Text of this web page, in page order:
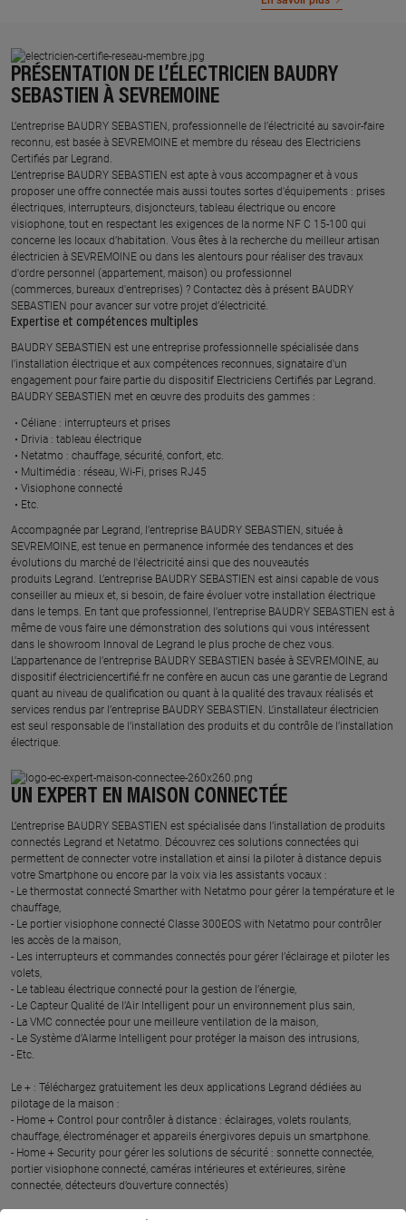
PRÉSENTATION DE L’ÉLECTRICIEN BAUDRY
SEBASTIEN À SEVREMOINE
L’entreprise BAUDRY SEBASTIEN, professionnelle de l’électricité au savoir-faire
reconnu, est basée à SEVREMOINE et membre du réseau des Electriciens
Certifiés par Legrand.​
L’entreprise BAUDRY SEBASTIEN est apte à vous accompagner et à vous
proposer une offre connectée mais aussi toutes sortes d'équipements : prises
électriques, interrupteurs, disjoncteurs, tableau électrique ou encore
visiophone, tout en respectant les exigences de la norme NF C 15-100 qui
concerne les locaux d’habitation. Vous êtes à la recherche du meilleur artisan
électricien à SEVREMOINE ou dans les alentours pour réaliser des travaux
d'ordre personnel (appartement, maison) ou professionnel
(commerces, bureaux d'entreprises) ? Contactez dès à présent BAUDRY
SEBASTIEN pour avancer sur votre projet d’électricité.
Expertise et compétences multiples​
​BAUDRY SEBASTIEN est une entreprise professionnelle spécialisée dans
l’installation électrique et aux compétences reconnues, ​signataire d'un
engagement pour faire partie du dispositif Electriciens Certifiés par Legrand​.
BAUDRY SEBASTIEN met en œuvre des produits des gammes : ​
Céliane : interrupteurs et prises ​
Drivia : tableau électrique ​
Netatmo : chauffage, sécurité, confort, etc.​
Multimédia : réseau, Wi-Fi, prises RJ45​
Visiophone connecté​
Etc.​
​Accompagnée par Legrand, l’entreprise BAUDRY SEBASTIEN, située à
SEVREMOINE, est tenue en permanence informée des tendances et des
évolutions du marché de l'électricité ainsi que des nouveautés
produits Legrand. L’entreprise BAUDRY SEBASTIEN est ainsi capable de vous
conseiller au mieux et, si besoin, de faire évoluer votre installation électrique
dans le temps. En tant que professionnel, l’entreprise BAUDRY SEBASTIEN est à
même de vous faire une démonstration des solutions qui vous intéressent
dans le showroom Innoval de Legrand le plus proche de chez vous.​
L’appartenance de l’entreprise BAUDRY SEBASTIEN basée à SEVREMOINE, au
dispositif électriciencertifié.fr ne confère en aucun cas une garantie de Legrand
quant au niveau de qualification ou quant à la qualité des travaux réalisés et
services rendus par l’entreprise BAUDRY SEBASTIEN. L’installateur électricien
est seul responsable de l’installation des produits et du contrôle de l’installation
électrique.
UN EXPERT EN MAISON CONNECTÉE
L’entreprise BAUDRY SEBASTIEN est spécialisée dans l’installation de produits
connectés Legrand et Netatmo. Découvrez ces solutions connectées qui
permettent de connecter votre installation et ainsi la piloter à distance depuis
votre Smartphone ou encore par la voix via les assistants vocaux :
- Le thermostat connecté Smarther with Netatmo pour gérer la température et le
chauffage,
- Le portier visiophone connecté Classe 300EOS with Netatmo pour contrôler
les accès de la maison,
- Les interrupteurs et commandes connectés pour gérer l’éclairage et piloter les
volets,
- Le tableau électrique connecté pour la gestion de l’énergie,
- Le Capteur Qualité de l’Air Intelligent pour un environnement plus sain,
- La VMC connectée pour une meilleure ventilation de la maison,
- Le Système d’Alarme Intelligent pour protéger la maison des intrusions,
- Etc.
Le + : Téléchargez gratuitement les deux applications Legrand dédiées au
pilotage de la maison :
- Home + Control pour contrôler à distance : éclairages, volets roulants,
chauffage, électroménager et appareils énergivores depuis un smartphone.
- Home + Security pour gérer les solutions de sécurité : sonnette connectée,
portier visiophone connecté, caméras intérieures et extérieures, sirène
connectée, détecteurs d’ouverture connectés)